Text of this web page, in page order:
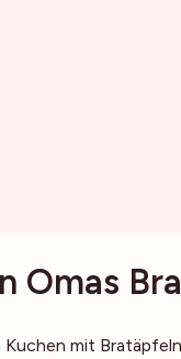
Omas
Kuchen mit